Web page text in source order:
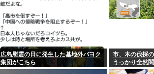
広島慰霊の日に発生した基地外パヨク
集団がこちら
市、木の伐採
うっかり全然
木道54本を全